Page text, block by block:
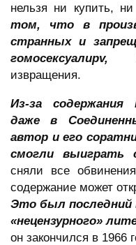
нельзя ни купить,
том, что в
странных и
гомосексуалиpv,
извращения.
Из-за содержания
даже в
автор и его
смогли выиграть
сняли все
содержание может
Это был
«нецензурного»
он закончился в 1966